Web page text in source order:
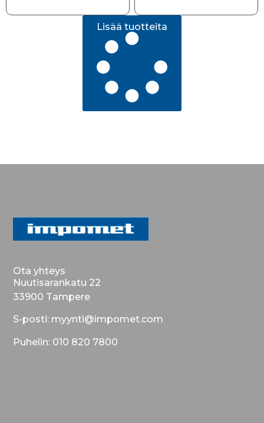
Lisää tuotteita
Ota yhteys
Nuutisarankatu 22
33900 Tampere
S-posti: myynti@impomet.com
Puhelin: 010 820 7800